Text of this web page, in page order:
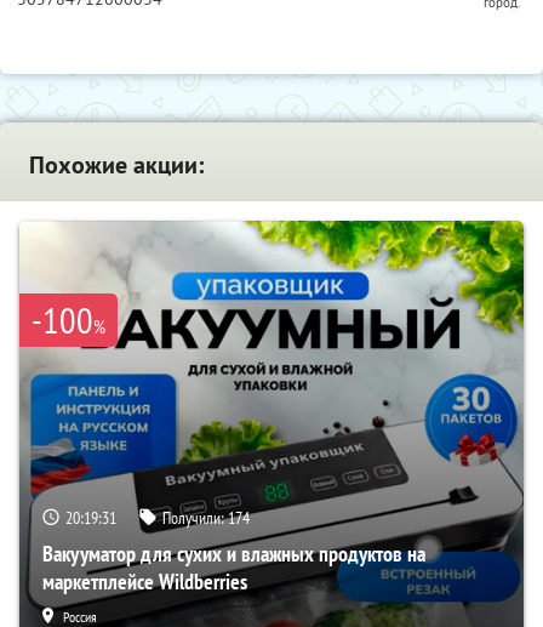
Похожие акции:
-100%
20:19:30 Получили:174
Вакууматор для сухих и влажных продуктов на
маркетплейсе Wildberries
Россия